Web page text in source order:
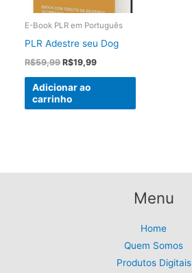
E-Book PLR em Português
PLR Adestre seu Dog
R$59,99O
original
era:
R$59,99.
R$19,99O
Adicionar ao
carrinho
Menu
Home
Quem Somos
Produtos Digitais